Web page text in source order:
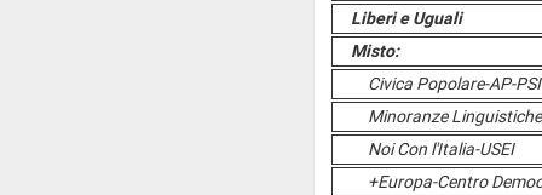
Liberi e Uguali
Misto:
Civica Popolare-AP-
Minoranze Linguistiche
Noi Con l'Italia-USEI
+Europa-Centro